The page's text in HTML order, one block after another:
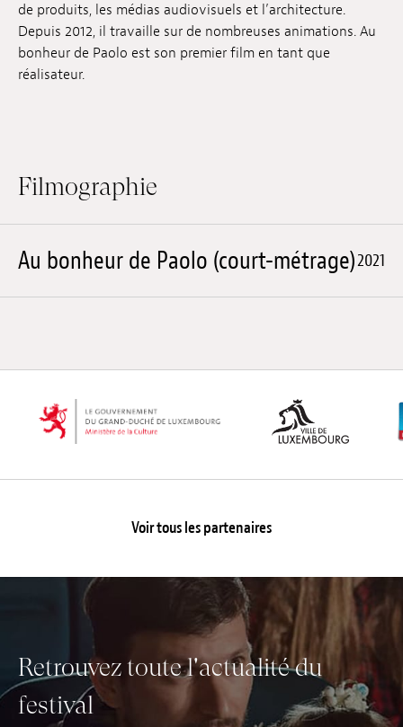
Publications
de produits, les médias audiovisuels et l’architecture.
Depuis 2012, il travaille sur de nombreuses animations. Au
bonheur de Paolo est son premier film en tant que
réalisateur.
Filmographie
Au bonheur de Paolo (court-métrage)2021
Voir tous les partenaires
Retrouvez toute l'actualité du
festival